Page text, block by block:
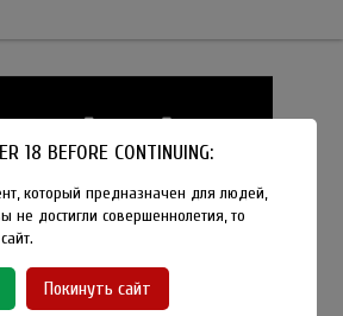
8-915-450-21-92
магазин Method Vapeshop
18 BEFORE CONTINUING:
который предназначен для людей,
не достигли совершеннолетия, то
Покинуть сайт